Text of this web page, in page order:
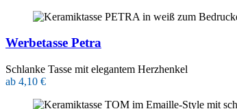
Werbetasse Petra
Schlanke Tasse mit elegantem Herzhenkel
ab 4,10 €